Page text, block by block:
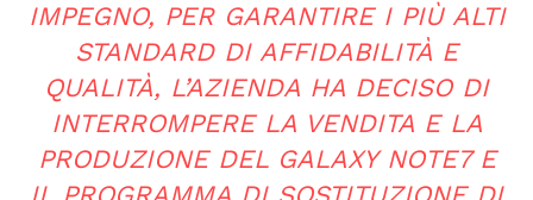
IMPEGNO, PER GARANTIRE I PIÙ ALTI
STANDARD DI AFFIDABILITÀ E
QUALITÀ, L’AZIENDA HA DECISO DI
INTERROMPERE LA VENDITA E LA
PRODUZIONE DEL GALAXY NOTE7 E